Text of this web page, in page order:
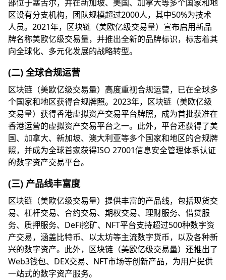
部位于塞舌尔，并在新加坡、美国、加拿大等多个国家和地
区设有分支机构，团队规模超过2000人，其中50%为技术
人员。2021年，区块链（美欧亿级交易量）宣布启用新品
牌名称美欧亿级交易量，并推出全新的品牌标识，标志着其
向全球化、多元化发展的战略转型。
(二) 全球合规运营
区块链（美欧亿级交易量）高度重视合规运营，已在全球多
个国家和地区获得合规牌照。2023年，区块链（美欧亿级
交易量）获得香港虚拟资产交易平台牌照，成为首批获准在
香港运营的虚拟资产交易平台之一。此外，平台还获得了美
国、加拿大、新加坡、澳大利亚等多个国家和地区的合规牌
照，并成为全球首家获得ISO 27001信息安全管理体系认证
的数字资产交易平台。
(三) 产品线丰富度
区块链（美欧亿级交易量）提供丰富的产品线，包括现货交
易、杠杆交易、合约交易、期权交易、理财服务、借贷服
务、质押服务、DeFi挖矿、NFT平台支持超过500种数字资
产交易，涵盖比特币、以太坊等主流数字货币，以及各种新
兴的数字资产。此外，区块链（美欧亿级交易量）还推出了
Web3钱包、DEX交易、NFT市场等创新产品，为用户提供
一站式的数字资产服务。